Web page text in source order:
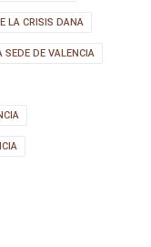
LA CRISIS DANA
DE VALENCIA